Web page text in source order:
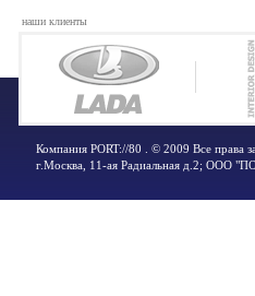
наши клиенты
Компания PORT://80 . © 2009 Все права
г.Москва 11-ая Радиальная д.2; ООО